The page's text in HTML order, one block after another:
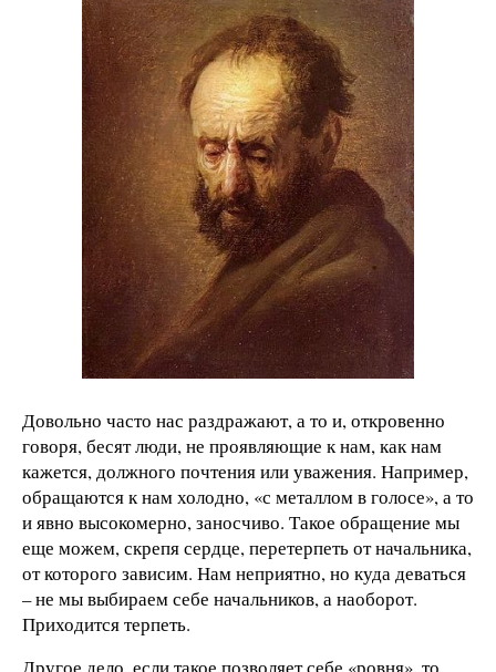
Довольно часто нас раздражают, а то и, откровенно
говоря, бесят люди, не проявляющие к нам, как нам
кажется, должного почтения или уважения. Например,
обращаются к нам холодно, «с металлом в голосе», а то
и явно высокомерно, заносчиво. Такое обращение мы
еще можем, скрепя сердце, перетерпеть от начальника,
от которого зависим. Нам неприятно, но куда деваться
– не мы выбираем себе начальников, а наоборот.
Приходится терпеть.